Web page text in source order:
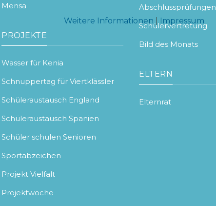
Mensa
PROJEKTE
Wasser für Kenia
Schnuppertag für Viertklässler
Schüleraustausch England
Schüleraustausch Spanien
Schüler schulen Senioren
Sportabzeichen
Projekt Vielfalt
Projektwoche
Abschlussprüfungen
Schülervertretung
Bild des Monats
ELTERN
Elternrat
Weitere Informationen
Impressum